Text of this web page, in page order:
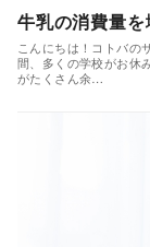
牛乳の消費量を
こんにちは！コトバの
間、多くの学校がお休
がたくさん余…